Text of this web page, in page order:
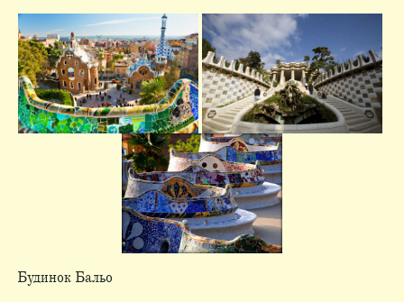
Будинок Бальо